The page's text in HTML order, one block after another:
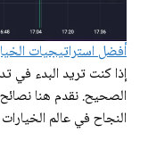
أفضل استراتيجيات
إذا كنت تريد البدء في
الصحيح. نقدم هنا
النجاح في عالم